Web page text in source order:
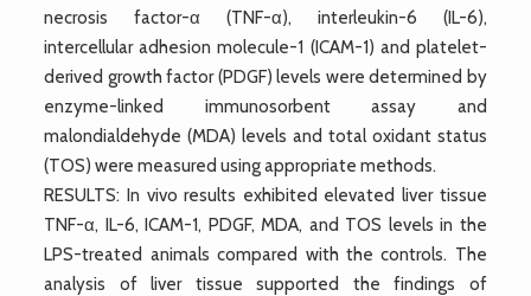
necrosis factor-α (TNF-α), interleukin-6 (IL-6),
intercellular adhesion molecule-1 (ICAM-1) and platelet-
derived growth factor (PDGF) levels were determined by
enzyme-linked immunosorbent assay and
malondialdehyde (MDA) levels and total oxidant status
(TOS) were measured using appropriate methods.
RESULTS: In vivo results exhibited elevated liver tissue
TNF-α, IL-6, ICAM-1, PDGF, MDA, and TOS levels in the
LPS-treated animals compared with the controls. The
analysis of liver tissue supported the findings of